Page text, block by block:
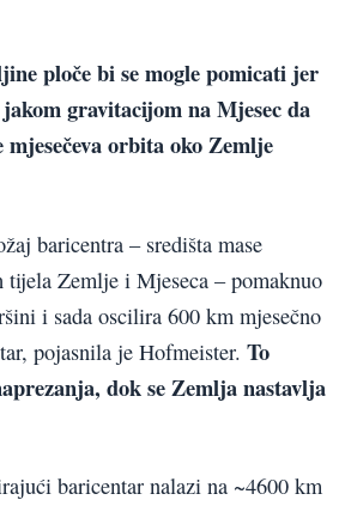
ploče bi se mogle pomicati jer
gravitacijom na Mjesec da
mjesečeva orbita oko Zemlje
baricentra – središta mase
Zemlje i Mjeseca – pomaknuo
i sada oscilira 600 km mjesečno
pojasnila je Hofmeister. To
dok se Zemlja nastavlja
baricentar nalazi na ~4600 km